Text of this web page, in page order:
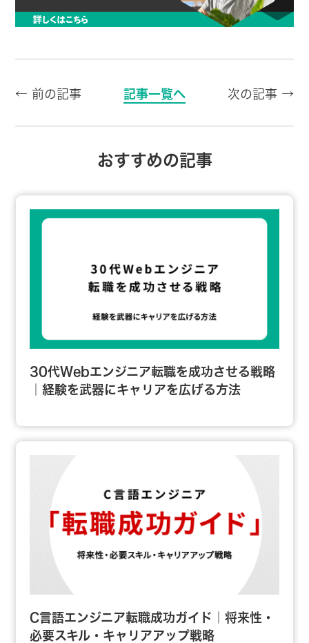
← 前の記事 記事一覧へ 次の記事 →
おすすめの記事
30代Webエンジニア転職を成功させる戦略
｜経験を武器にキャリアを広げる方法
C言語エンジニア転職成功ガイド｜将来性・
必要スキル・キャリアアップ戦略